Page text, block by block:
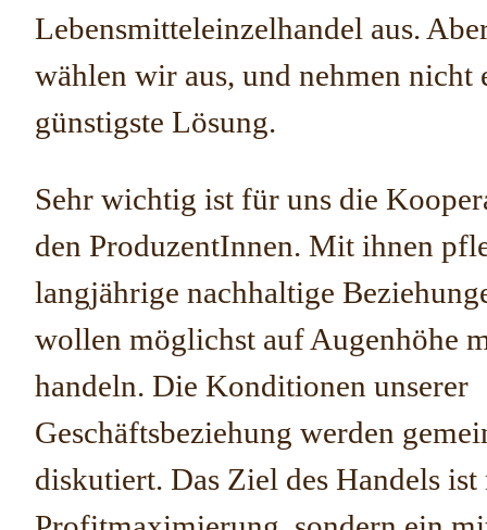
Lebensmitteleinzelhandel aus.
wählen wir aus, und nehmen nicht
günstigste Lösung.
Sehr wichtig ist für uns die
den ProduzentInnen. Mit ihnen
langjährige nachhaltige
wollen möglichst auf Augenhöhe
handeln. Die Konditionen unserer
Geschäftsbeziehung werden
diskutiert. Das Ziel des Handels